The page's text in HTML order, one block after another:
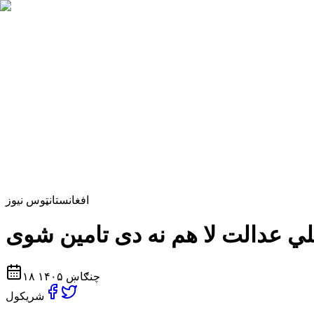
افغانستانټوس نیوز
۱۸ چنګاښ ۱۴۰۵
شریکول